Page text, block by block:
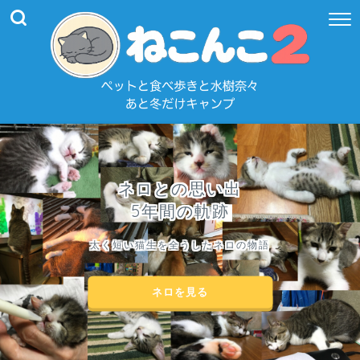
ネロとの思い出
5年間の軌跡
太く短い猫生を全うしたネロの物語
ネロを見る